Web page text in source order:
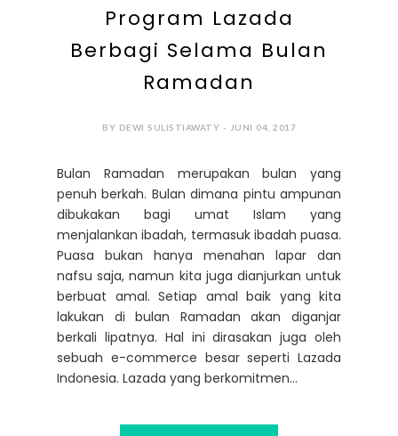
Program Lazada
Berbagi Selama Bulan
Ramadan
BY DEWI SULISTIAWATY - JUNI 04, 2017
Bulan Ramadan merupakan bulan yang
penuh berkah. Bulan dimana pintu ampunan
dibukakan bagi umat Islam yang
menjalankan ibadah, termasuk ibadah puasa.
Puasa bukan hanya menahan lapar dan
nafsu saja, namun kita juga dianjurkan untuk
berbuat amal. Setiap amal baik yang kita
lakukan di bulan Ramadan akan diganjar
berkali lipatnya. Hal ini dirasakan juga oleh
sebuah e-commerce besar seperti Lazada
Indonesia. Lazada yang berkomitmen...